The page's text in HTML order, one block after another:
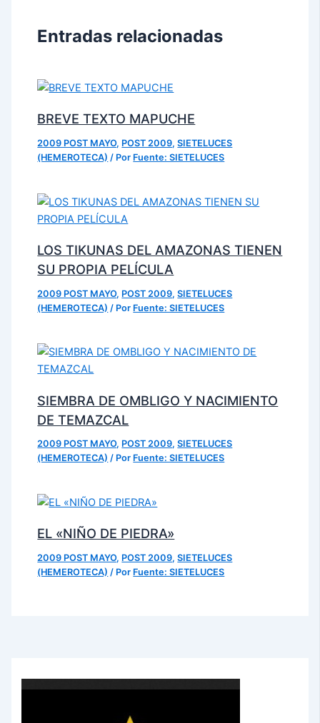
Entradas relacionadas
BREVE TEXTO MAPUCHE
2009 POST MAYO, POST 2009,SIETELUCES
(HEMEROTECA) / Por Fuente: SIETELUCES
LOS TIKUNAS DEL AMAZONAS TIENEN
SU PROPIA PELÍCULA
2009 POST MAYO, POST 2009,SIETELUCES
(HEMEROTECA) / Por Fuente: SIETELUCES
SIEMBRA DE OMBLIGO Y NACIMIENTO
DE TEMAZCAL
2009 POST MAYO, POST 2009,SIETELUCES
(HEMEROTECA) / Por Fuente: SIETELUCES
EL «NIÑO DE PIEDRA»
2009 POST MAYO, POST 2009,SIETELUCES
(HEMEROTECA) / Por Fuente: SIETELUCES